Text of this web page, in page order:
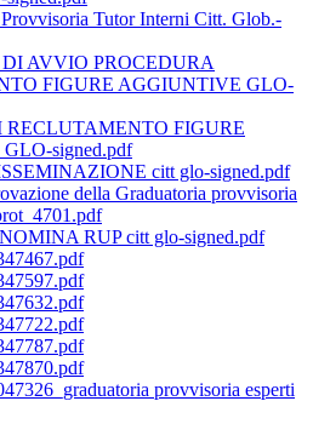
Tutor Interni Citt. Glob.-
AVVIO PROCEDURA
FIGURE AGGIUNTIVE GLO-
RECLUTAMENTO FIGURE
signed.pdf
citt glo-signed.pdf
della Graduatoria provvisoria
RUP citt glo-signed.pdf
provvisoria esperti